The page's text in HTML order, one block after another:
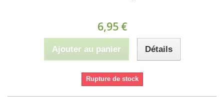
6,95 €
Ajouter au panier Détails
Rupture de stock